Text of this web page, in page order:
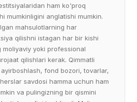
ham ko'proq
mumkinligini anglatishi mumkin.
mahsulotlarning har
qilishni istagan har bir kishi
moliyaviy yoki professional
qilishlari kerak. Qimmatli
fond bozori, tovarlar,
savdosi hamma uchun ham
va pulingizning bir qismini